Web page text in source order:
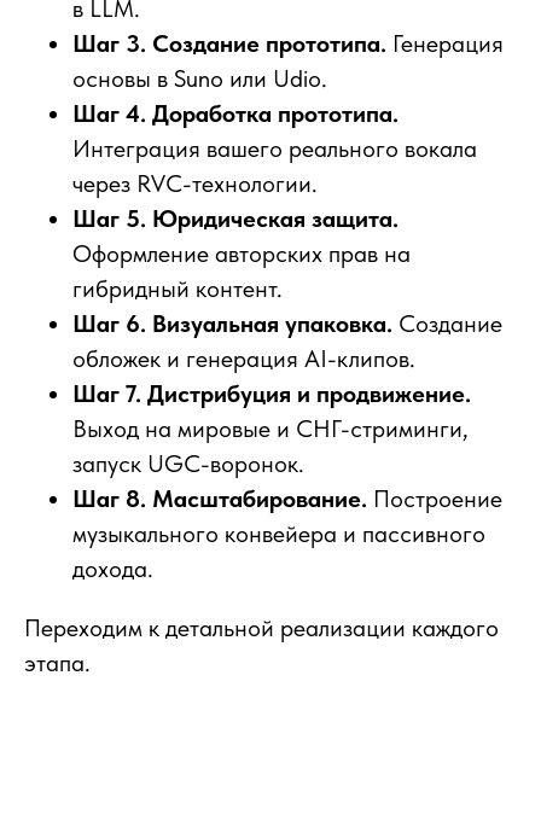
в LLM.
Шаг 3. Создание прототипа. Генерация
основы в Suno или Udio.
Шаг 4. Доработка прототипа.
Интеграция вашего реального вокала
через RVC-технологии.
Шаг 5. Юридическая защита.
Оформление авторских прав на
гибридный контент.
Шаг 6. Визуальная упаковка. Создание
обложек и генерация AI-клипов.
Шаг 7. Дистрибуция и продвижение.
Выход на мировые и СНГ-стриминги,
запуск UGC-воронок.
Шаг 8. Масштабирование. Построение
музыкального конвейера и пассивного
дохода.
Переходим к детальной реализации каждого
этапа.